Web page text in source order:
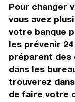
Pour changer
vous avez
votre banque
les prévenir
préparent des
dans les
trouverez
de faire votre